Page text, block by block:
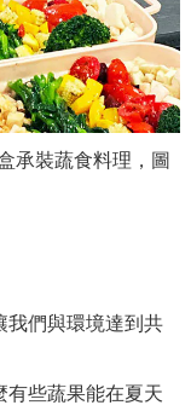
承裝蔬食料理，圖
我們與環境達到共
些蔬果能在夏天